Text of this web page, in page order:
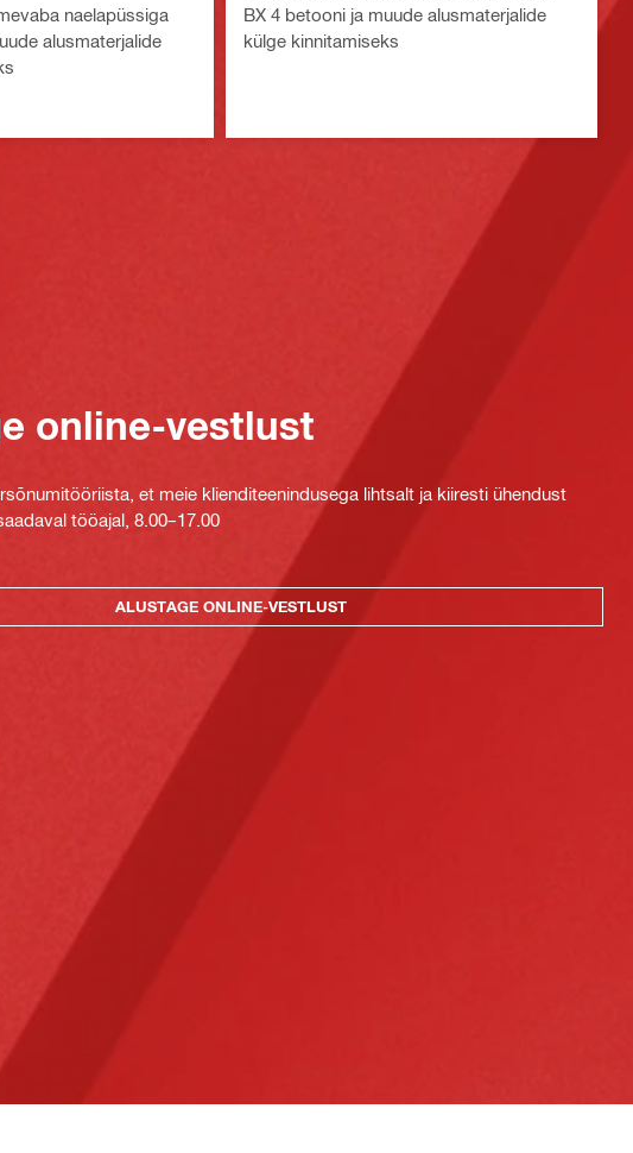
naelapüssiga
alusmaterjalide
BX 4 betooni ja muude alusmaterjalide
külge kinnitamiseks
online-vestlust
et meie klienditeenindusega lihtsalt ja kiiresti ühendust
tööajal, 8.00–17.00
ALUSTAGE ONLINE-VESTLUST